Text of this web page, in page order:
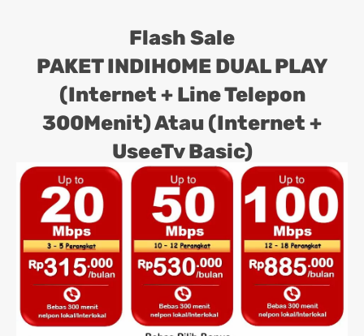
Flash Sale
PAKET INDIHOME DUAL PLAY
(Internet + Line Telepon
300Menit) Atau (Internet +
UseeTv Basic)